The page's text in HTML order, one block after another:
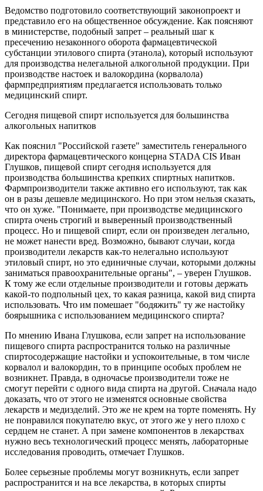
Ведомство подготовило соответствующий законопроект и
представило его на общественное обсуждение. Как поясняют
в министерстве, подобный запрет – реальный шаг к
пресечению незаконного оборота фармацевтической
субстанции этилового спирта (этанола), который используют
для производства нелегальной алкогольной продукции. При
производстве настоек и валокордина (корвалола)
фармпредприятиям предлагается использовать только
медицинский спирт.
Сегодня пищевой спирт используется для большинства
алкогольных напитков
Как пояснил "Российской газете" заместитель генерального
директора фармацевтического концерна STADA CIS Иван
Глушков, пищевой спирт сегодня используется для
производства большинства крепких спиртных напитков.
Фармпроизводители также активно его используют, так как
он в разы дешевле медицинского. Но при этом нельзя сказать,
что он хуже. "Понимаете, при производстве медицинского
спирта очень строгий и выверенный производственный
процесс. Но и пищевой спирт, если он произведен легально,
не может нанести вред. Возможно, бывают случаи, когда
производители лекарств как-то нелегально используют
этиловый спирт, но это единичные случаи, которыми должны
заниматься правоохранительные органы", – уверен Глушков.
К тому же если отдельные производители и готовы держать
какой-то подпольный цех, то какая разница, какой вид спирта
использовать. Что им помешает "бодяжить" ту же настойку
боярышника с использованием медицинского спирта?
По мнению Ивана Глушкова, если запрет на использование
пищевого спирта распространится только на различные
спиртосодержащие настойки и успокоительные, в том числе
корвалол и валокордин, то в принципе особых проблем не
возникнет. Правда, в одночасье производители тоже не
смогут перейти с одного вида спирта на другой. Сначала надо
доказать, что от этого не изменятся основные свойства
лекарств и медизделий. Это же не крем на торте поменять. Ну
не понравился покупателю вкус, от этого же у него плохо с
сердцем не станет. А при замене компонентов в лекарствах
нужно весь технологический процесс менять, лабораторные
исследования проводить, отмечает Глушков.
Более серьезные проблемы могут возникнуть, если запрет
распространится и на все лекарства, в которых спирты